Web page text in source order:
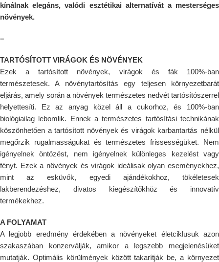
kínálnak elegáns, valódi esztétikai alternatívát a mesterséges
növények.
–
TARTÓSÍTOTT VIRÁGOK ÉS NÖVÉNYEK
Ezek a tartósított növények, virágok és fák 100%-ban
természetesek. A növénytartósítás egy teljesen környezetbarát
eljárás, amely során a növények természetes nedvét tartósítószerrel
helyettesíti. Ez az anyag közel áll a cukorhoz, és 100%-ban
biológiailag lebomlik. Ennek a természetes tartósítási technikának
köszönhetően a tartósított növények és virágok karbantartás nélkül
megőrzik rugalmasságukat és természetes frissességüket. Nem
igényelnek öntözést, nem igényelnek különleges kezelést vagy
fényt. Ezek a növények és virágok ideálisak olyan eseményekhez,
mint az esküvők, egyedi ajándékokhoz, tökéletesek
lakberendezéshez, divatos kiegészítőkhöz és innovatív
termékekhez.
A FOLYAMAT
A legjobb eredmény érdekében a növényeket életciklusuk azon
szakaszában konzerválják, amikor a legszebb megjelenésüket
mutatják. Optimális körülmények között takarítják be, a környezet